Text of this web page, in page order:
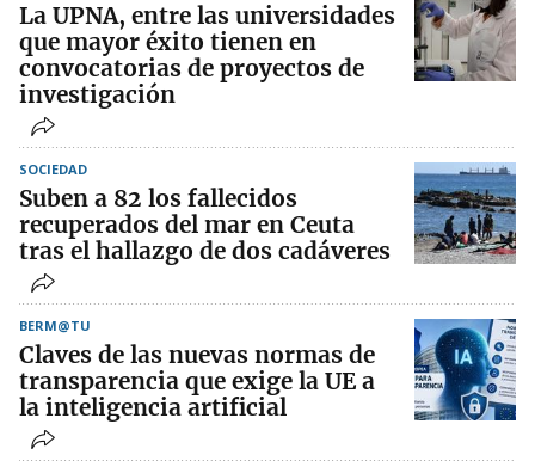
La UPNA, entre las universidades
que mayor éxito tienen en
convocatorias de proyectos de
investigación
SOCIEDAD
Suben a 82 los fallecidos
recuperados del mar en Ceuta
tras el hallazgo de dos cadáveres
BERM@TU
Claves de las nuevas normas de
transparencia que exige la UE a
la inteligencia artificial